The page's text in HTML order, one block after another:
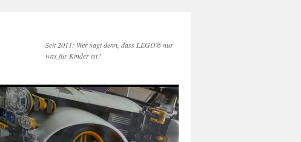
Seit 2011: Wer sagt denn, dass LEGO® nur
was für Kinder ist?